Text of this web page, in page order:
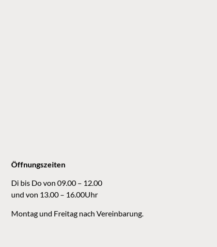
Öffnungszeiten
Di bis Do von 09.00 – 12.00
und von 13.00 – 16.00Uhr
Montag und Freitag nach Vereinbarung.